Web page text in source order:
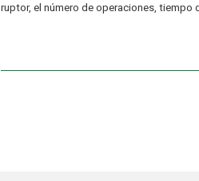
ruptor, el número de operaciones,